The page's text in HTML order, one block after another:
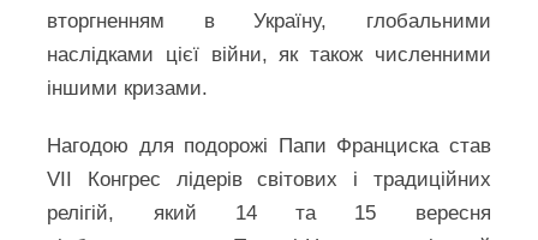
вторгненням в Україну, глобальними
наслідками цієї війни, як також численними
іншими кризами.
Нагодою для подорожі Папи Франциска став
VII Конгрес лідерів світових і традиційних
релігій, який 14 та 15 вересня